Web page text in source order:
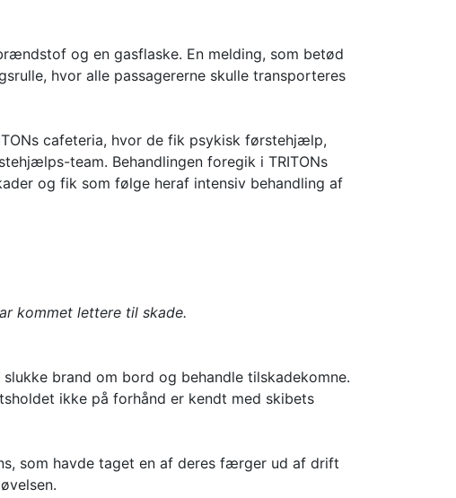
og en gasflaske. En melding, som betød
hvor alle passagererne skulle transporteres
cafeteria, hvor de fik psykisk førstehjælp,
team. Behandlingen foregik i TRITONs
og fik som følge heraf intensiv behandling af
kommet lettere til skade.
brand om bord og behandle tilskadekomne.
ikke på forhånd er kendt med skibets
som havde taget en af deres færger ud af drift